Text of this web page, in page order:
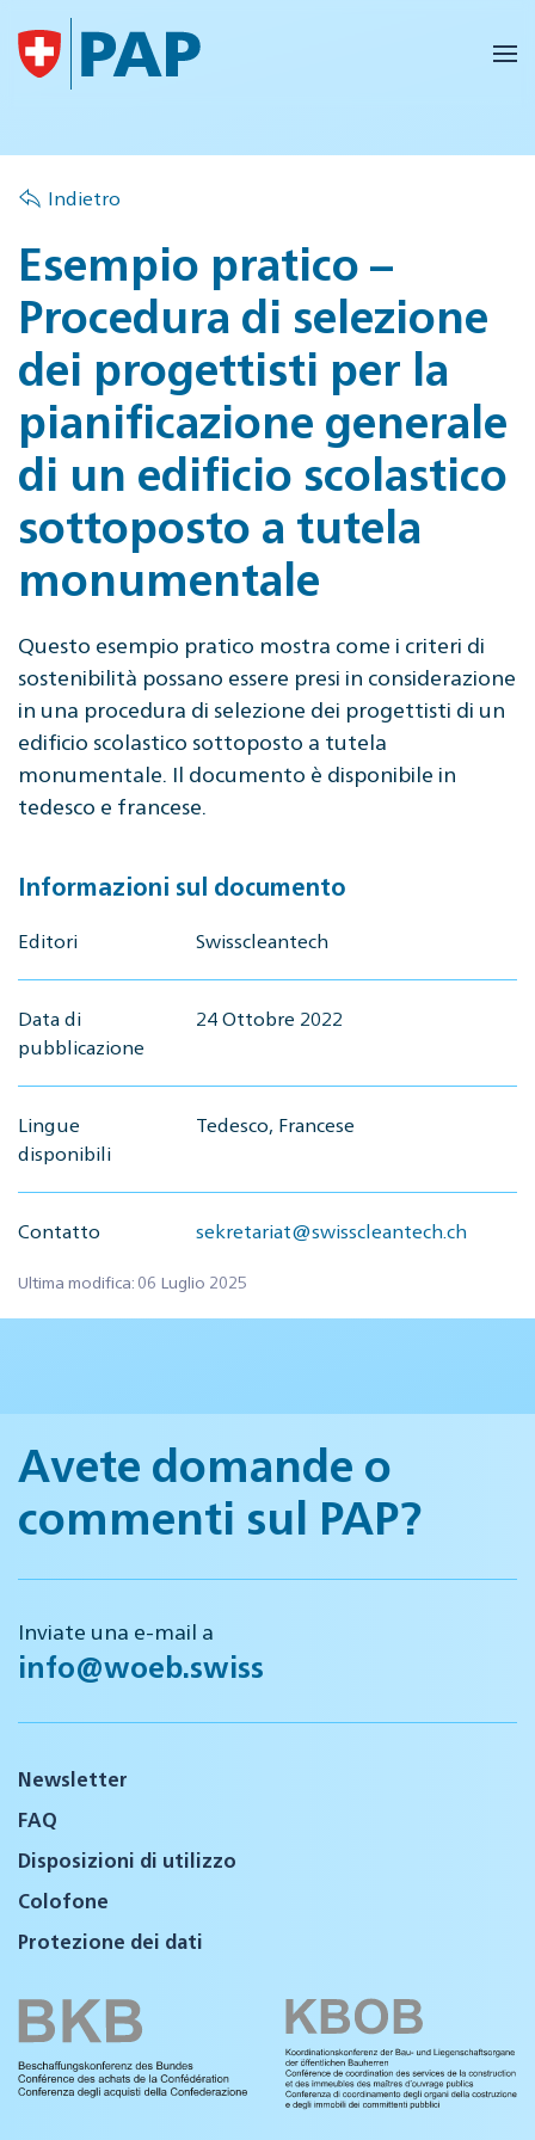
Skip to main content
Indietro
Esempio pratico –
Procedura di selezione
dei progettisti per la
pianificazione generale
di un edificio scolastico
sottoposto a tutela
monumentale
Questo esempio pratico mostra come i criteri di
sostenibilità possano essere presi in considerazione
in una procedura di selezione dei progettisti di un
edificio scolastico sottoposto a tutela
monumentale. Il documento è disponibile in
tedesco e francese.
Informazioni sul documento
Editori Swisscleantech
Data di
pubblicazione
24 Ottobre 2022
Lingue
disponibili
Tedesco, Francese
Contatto sekretariat@swisscleantech.ch
Ultima modifica: 06 Luglio 2025
Avete domande o
commenti sul PAP?
Inviate una e-mail a
info@woeb.swiss
Newsletter
FAQ
Disposizioni di utilizzo
Colofone
Protezione dei dati